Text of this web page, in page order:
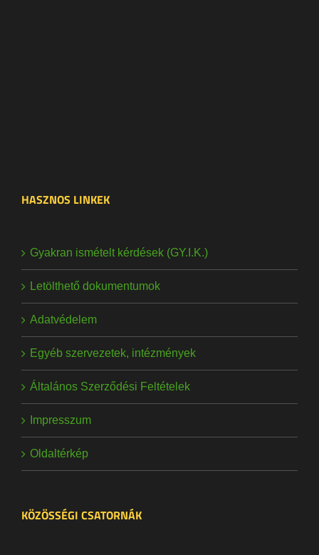
HASZNOS LINKEK
Gyakran ismételt kérdések (GY.I.K.)
Letölthető dokumentumok
Adatvédelem
Egyéb szervezetek, intézmények
Általános Szerződési Feltételek
Impresszum
Oldaltérkép
KÖZÖSSÉGI CSATORNÁK